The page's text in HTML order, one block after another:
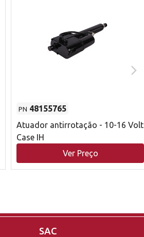
PN 48155765
Atuador antirrotação - 10-16 Volt
Case IH
Ver Preço
SAC